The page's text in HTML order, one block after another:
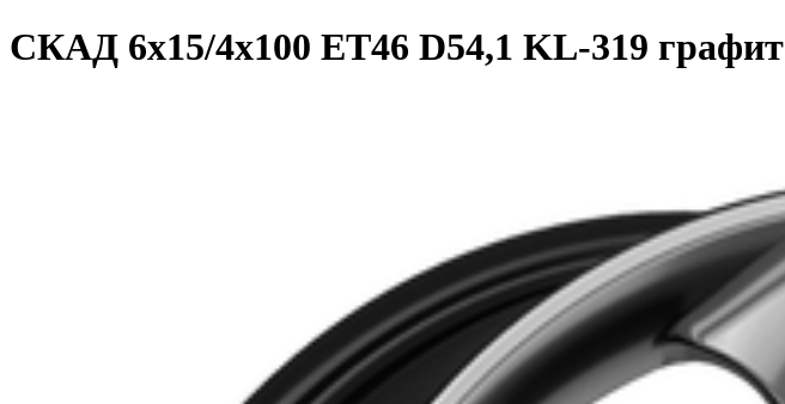
СКАД 6x15/4x100 ET46 D54,1 KL-319 графит